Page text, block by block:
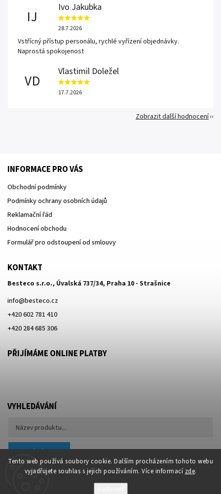
Tento web používá soubory cookie. Dalším procházením tohoto webu
vyjadřujete souhlas s jejich používáním. Více informací zde.
IJ
Ivo Jakubka
28.7.2026
Vstřícný přístup personálu, rychlé vyřízení objednávky.
Naprostá spokojenost
VD
Vlastimil Doležel
17.7.2026
Zobrazit další hodnocení
INFORMACE PRO VÁS
Obchodní podmínky
Podmínky ochrany osobních údajů
Reklamační řád
Hodnocení obchodu
Formulář pro odstoupení od smlouvy
KONTAKT
Besteco s.r.o., Úvalská 737/34, Praha 10 - Strašnice
info@besteco.cz
+420 602 781 410
+420 284 685 306
PŘIJÍMÁME ONLINE PLATBY
VYHLEDÁVÁNÍ
Hledat